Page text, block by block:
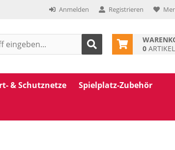
Registrieren
Anmelden
0 ARTIKEL
& Schutznetze Spielplatz-Zubehör